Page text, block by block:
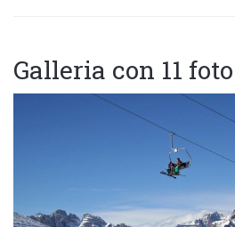
Galleria con 11 foto